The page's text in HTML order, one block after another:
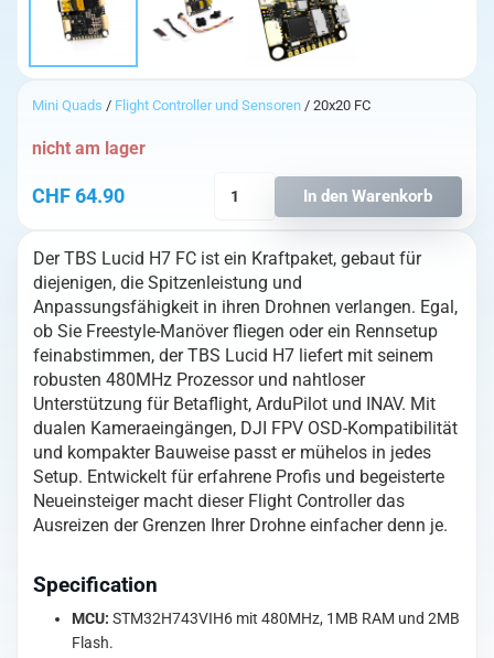
Mini Quads / Flight Controller und Sensoren / 20x20 FC
CHF64.90
nicht am lager
FC
Menge
In den Warenkorb
Der TBS Lucid H7 FC ist ein Kraftpaket, gebaut für
diejenigen, die Spitzenleistung und
Anpassungsfähigkeit in ihren Drohnen verlangen. Egal,
ob Sie Freestyle-Manöver fliegen oder ein Rennsetup
feinabstimmen, der TBS Lucid H7 liefert mit seinem
robusten 480MHz Prozessor und nahtloser
Unterstützung für Betaflight, ArduPilot und INAV. Mit
dualen Kameraeingängen, DJI FPV OSD-Kompatibilität
und kompakter Bauweise passt er mühelos in jedes
Setup. Entwickelt für erfahrene Profis und begeisterte
Neueinsteiger macht dieser Flight Controller das
Ausreizen der Grenzen Ihrer Drohne einfacher denn je.
Specification
MCU:STM32H743VIH6 mit 480MHz, 1MB RAM und 2MB
Flash.